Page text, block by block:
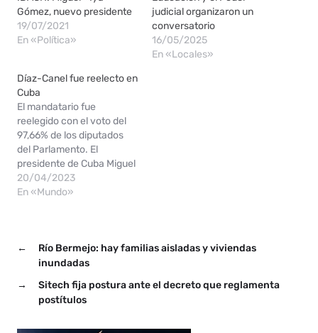
Gómez, nuevo presidente
19/07/2021
En «Política»
judicial organizaron un
conversatorio
16/05/2025
En «Locales»
Díaz-Canel fue reelecto en
Cuba
El mandatario fue
reelegido con el voto del
97,66% de los diputados
del Parlamento. El
presidente de Cuba Miguel
Díaz-Canel fue
reelegido este miércoles
del 97,66% de los
diputados del Parlamento,
Asamblea nacional. El
ingeniero electrónico…
20/04/2023
En «Mundo»
←
Río Bermejo: hay familias aisladas y viviendas
inundadas
→
Sitech fija postura ante el decreto que reglamenta
postítulos